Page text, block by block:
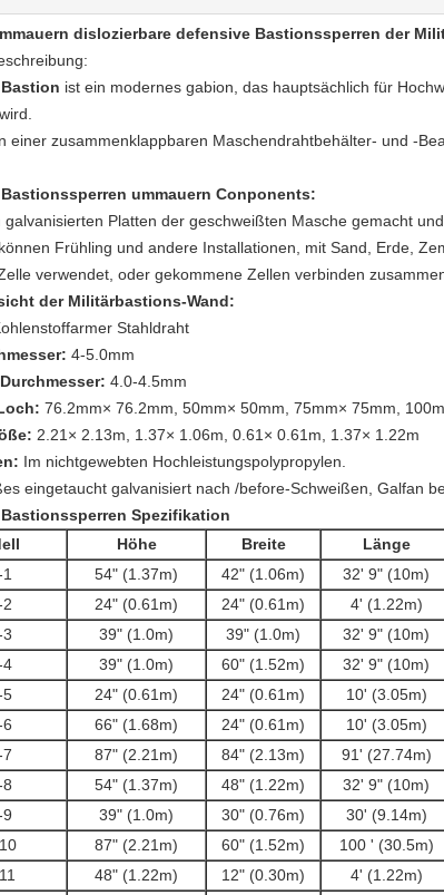
dislozierbare defensive Bastionssperren der
Bastion ist ein modernes gabion, das hauptsächlich für
einer zusammenklappbaren Maschendrahtbehälter- und -
ummauern Conponents:
galvanisierten Platten der geschweißten Masche gemacht
Frühling und andere Installationen, mit Sand, Erde,
verwendet, oder gekommene Zellen verbinden
der Militärbastions-Wand:
Stahldraht
4-5.0mm
4.0-4.5mm
76.2mm× 76.2mm, 50mm× 50mm, 75mm× 75mm,
2.21× 2.13m, 1.37× 1.06m, 0.61× 0.61m, 1.37× 1.22m
Im nichtgewebten Hochleistungspolypropylen.
eingetaucht galvanisiert nach /before-Schweißen, Galfan
Spezifikation
Höhe Breite Länge
54" (1.37m) 42" (1.06m) 32' 9" (10m)
2
24" (0.61m) 24" (0.61m) 4' (1.22m)
3
39" (1.0m) 39" (1.0m) 32' 9" (10m)
4
39" (1.0m) 60" (1.52m) 32' 9" (10m)
5
24" (0.61m) 24" (0.61m) 10' (3.05m)
6
66" (1.68m) 24" (0.61m) 10' (3.05m)
7
87" (2.21m) 84" (2.13m) 91' (27.74m)
8
54" (1.37m) 48" (1.22m) 32' 9" (10m)
9
39" (1.0m) 30" (0.76m) 30' (9.14m)
87" (2.21m) 60" (1.52m) 100 ' (30.5m)
48" (1.22m) 12" (0.30m) 4' (1.22m)